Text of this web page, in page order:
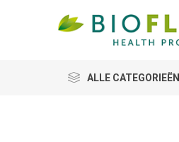
ALLE CATEGORIEËN